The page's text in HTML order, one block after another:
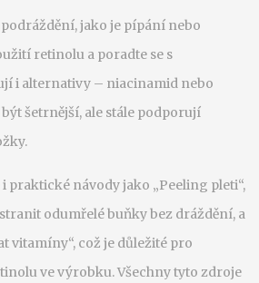
jako je pípání nebo
retinolu a poradte se s
i alternativy – niacinamid nebo
šetrnější, ale stále podporují
praktické návody jako „Peeling pleti“,
odumřelé buňky bez dráždění, a
vitamíny“, což je důležité pro
ve výrobku. Všechny tyto zdroje